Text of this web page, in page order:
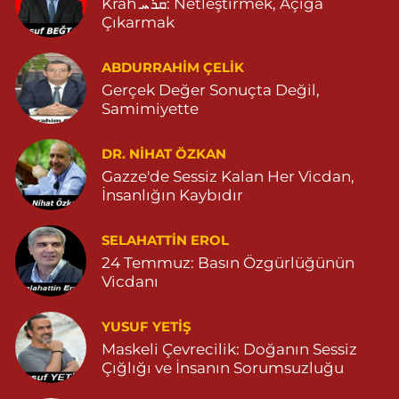
Krah ܩܪܚ: Netleştirmek, Açığa
Çıkarmak
ABDURRAHIM ÇELİK
Gerçek Değer Sonuçta Değil,
Samimiyette
DR. NIHAT ÖZKAN
Gazze'de Sessiz Kalan Her Vicdan,
İnsanlığın Kaybıdır
SELAHATTIN EROL
24 Temmuz: Basın Özgürlüğünün
Vicdanı
YUSUF YETİŞ
Maskeli Çevrecilik: Doğanın Sessiz
Çığlığı ve İnsanın Sorumsuzluğu